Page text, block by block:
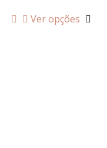
Ver opções